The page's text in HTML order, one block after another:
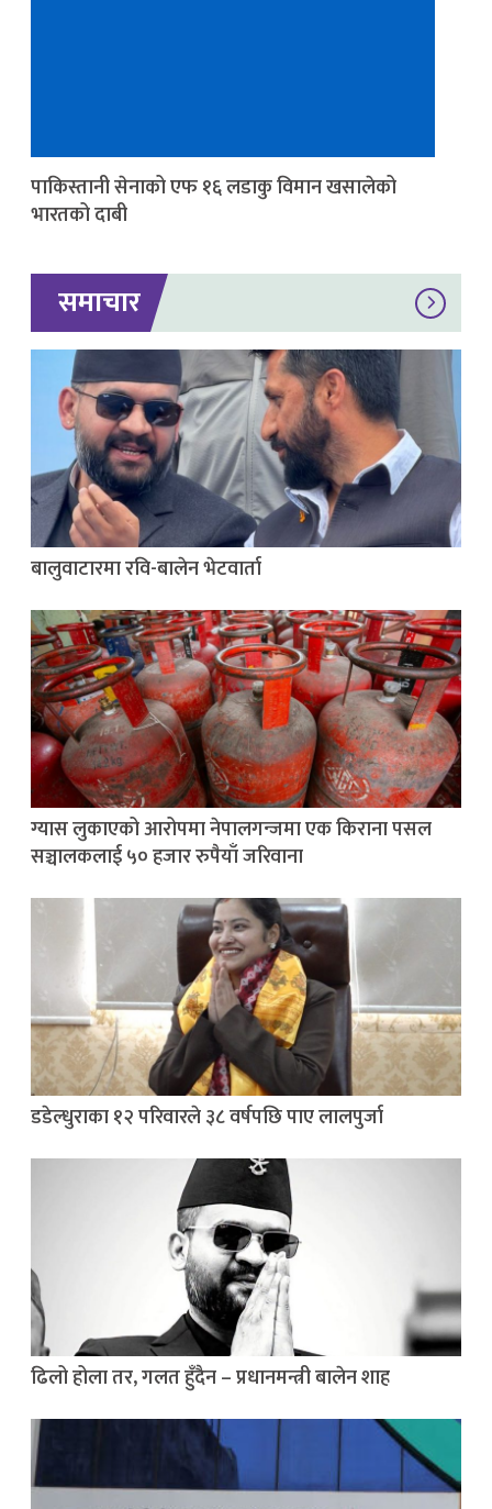
पाकिस्तानी सेनाको एफ १६ लडाकु विमान खसालेको
भारतको दाबी
समाचार
बालुवाटारमा रवि-बालेन भेटवार्ता
ग्यास लुकाएको आरोपमा नेपालगन्जमा एक किराना पसल
सञ्चालकलाई ५० हजार रुपैयाँ जरिवाना
डडेल्धुराका १२ परिवारले ३८ वर्षपछि पाए लालपुर्जा
ढिलो होला तर, गलत हुँदैन – प्रधानमन्त्री बालेन शाह